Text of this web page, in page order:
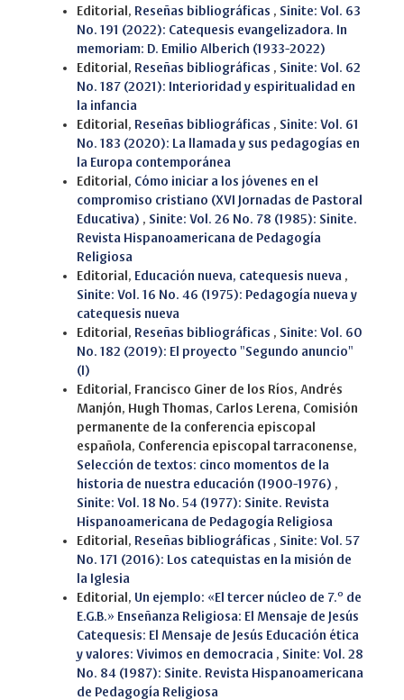
Editorial, Reseñas bibliográficas , Sinite: Vol. 63
No. 191 (2022): Catequesis evangelizadora. In
memoriam: D. Emilio Alberich (1933-2022)
Editorial, Reseñas bibliográficas , Sinite: Vol. 62
No. 187 (2021): Interioridad y espiritualidad en
la infancia
Editorial, Reseñas bibliográficas , Sinite: Vol. 61
No. 183 (2020): La llamada y sus pedagogías en
la Europa contemporánea
Editorial, Cómo iniciar a los jóvenes en el
compromiso cristiano (XVI Jornadas de Pastoral
Educativa) , Sinite: Vol. 26 No. 78 (1985): Sinite.
Revista Hispanoamericana de Pedagogía
Religiosa
Editorial, Educación nueva, catequesis nueva ,
Sinite: Vol. 16 No. 46 (1975): Pedagogía nueva y
catequesis nueva
Editorial, Reseñas bibliográficas , Sinite: Vol. 60
No. 182 (2019): El proyecto "Segundo anuncio"
(I)
Editorial, Francisco Giner de los Ríos, Andrés
Manjón, Hugh Thomas, Carlos Lerena, Comisión
permanente de la conferencia episcopal
española, Conferencia episcopal tarraconense,
Selección de textos: cinco momentos de la
historia de nuestra educación (1900-1976) ,
Sinite: Vol. 18 No. 54 (1977): Sinite. Revista
Hispanoamericana de Pedagogía Religiosa
Editorial, Reseñas bibliográficas , Sinite: Vol. 57
No. 171 (2016): Los catequistas en la misión de
la Iglesia
Editorial, Un ejemplo: «El tercer núcleo de 7.º de
E.G.B.» Enseñanza Religiosa: El Mensaje de Jesús
Catequesis: El Mensaje de Jesús Educación ética
y valores: Vivimos en democracia , Sinite: Vol. 28
No. 84 (1987): Sinite. Revista Hispanoamericana
de Pedagogía Religiosa